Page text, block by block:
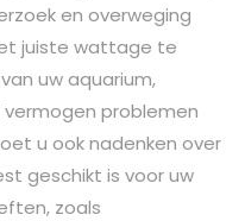
en overweging
juiste wattage te
uw aquarium,
problemen
u ook nadenken over
geschikt is voor uw
zoals